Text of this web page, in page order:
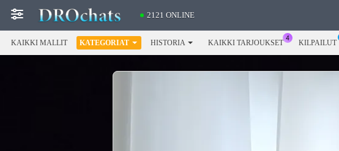
2121 ONLINE
KAIKKI MALLIT KATEGORIAT HISTORIA KAIKKI TARJOUKSET KILPAILUT